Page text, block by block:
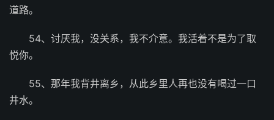
道路。
54、讨厌我，没关系，我不介意。我活着不是为了取
悦你。
55、那年我背井离乡，从此乡里人再也没有喝过一口
井水。